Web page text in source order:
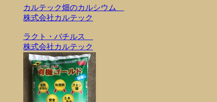
カルテック畑のカルシウム
株式会社カルテック
ラクト・バチルス
株式会社カルテック